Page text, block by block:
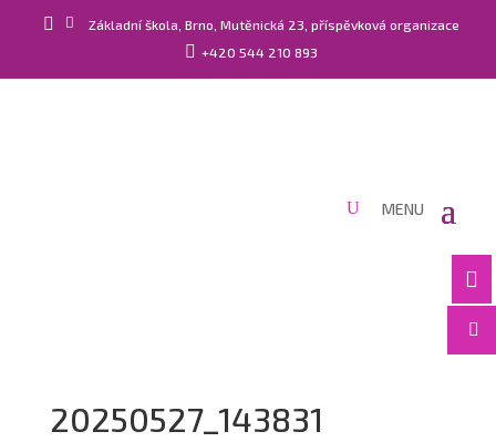
  Základní škola, Brno, Mutěnická 23, příspěvková organizace
 +420 544 210 893


20250527_143831